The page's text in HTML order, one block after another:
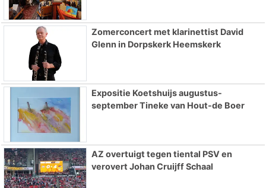
Zomerconcert met klarinettist David
Glenn in Dorpskerk Heemskerk
Expositie Koetshuijs augustus-
september Tineke van Hout-de Boer
AZ overtuigt tegen tiental PSV en
verovert Johan Cruijff Schaal